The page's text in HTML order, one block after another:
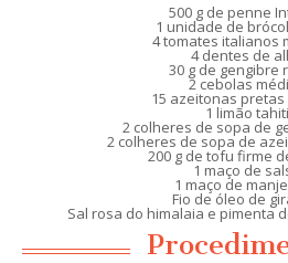
500 g de penne
1 unidade de
4 tomates italianos
4 dentes de
30 g de gengibre
2 cebolas
15 azeitonas
1 limão tahiti
2 colheres de sopa de
2 colheres de sopa de
200 g de tofu firme
1 maço de
1 maço de
Fio de óleo de
Sal rosa do himalaia e pimenta